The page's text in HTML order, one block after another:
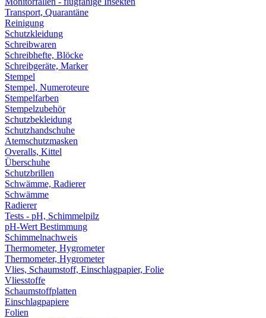
Transport, Quarantäne
Reinigung
Schutzkleidung
Schreibwaren
Schreibhefte, Blöcke
Schreibgeräte, Marker
Stempel
Stempel, Numeroteure
Stempelfarben
Stempelzubehör
Schutzbekleidung
Schutzhandschuhe
Atemschutzmasken
Overalls, Kittel
Überschuhe
Schutzbrillen
Schwämme, Radierer
Schwämme
Radierer
Tests - pH, Schimmelpilz
pH-Wert Bestimmung
Schimmelnachweis
Thermometer, Hygrometer
Thermometer, Hygrometer
Vlies, Schaumstoff, Einschlagpapier, Folie
Vliesstoffe
Schaumstoffplatten
Einschlagpapiere
Folien